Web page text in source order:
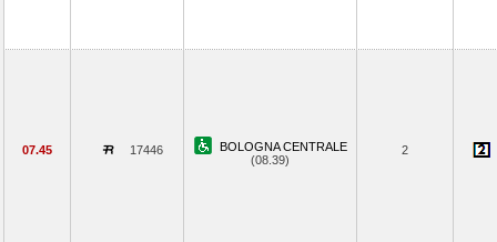
07.45 17446
BOLOGNA CENTRALE
(08.39)
2